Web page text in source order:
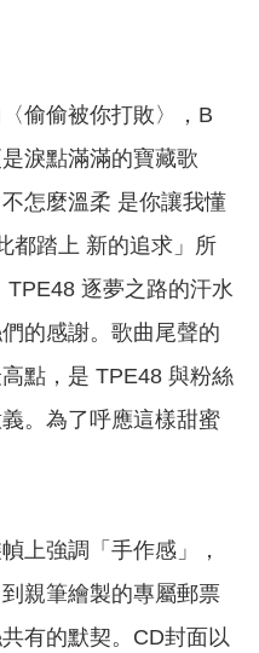
偷偷被你打敗〉，B
淚點滿滿的寶藏歌
怎麼溫柔 是你讓我懂
都踏上 新的追求」所
逐夢之路的汗水
的感謝。歌曲尾聲的
點，是 TPE48 與粉絲
。為了呼應這樣甜蜜
上強調「手作感」，
親筆繪製的專屬郵票
有的默契。CD封面以